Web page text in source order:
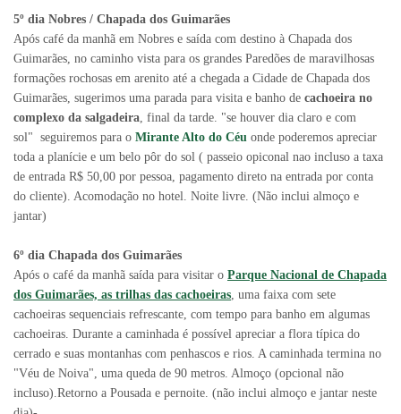
5º dia Nobres / Chapada dos Guimarães
Após café da manhã em Nobres e saída com destino à Chapada dos
Guimarães, no caminho vista para os grandes Paredões de maravilhosas
formações rochosas em arenito até a chegada a Cidade de Chapada dos
Guimarães, sugerimos uma parada para visita e banho de cachoeira no
complexo da salgadeira, final da tarde. "se houver dia claro e com
sol" seguiremos para o Mirante Alto do Céu onde poderemos apreciar
toda a planície e um belo pôr do sol ( passeio opiconal nao incluso a taxa
de entrada R$ 50,00 por pessoa, pagamento direto na entrada por conta
do cliente). Acomodação no hotel. Noite livre. (Não inclui almoço e
jantar)
6º dia Chapada dos Guimarães
Após o café da manhã saída para visitar o Parque Nacional de Chapada
dos Guimarães, as trilhas das cachoeiras, uma faixa com sete
cachoeiras sequenciais refrescante, com tempo para banho em algumas
cachoeiras. Durante a caminhada é possível apreciar a flora típica do
cerrado e suas montanhas com penhascos e rios. A caminhada termina no
"Véu de Noiva", uma queda de 90 metros. Almoço (opcional não
incluso).Retorno a Pousada e pernoite. (não inclui almoço e jantar neste